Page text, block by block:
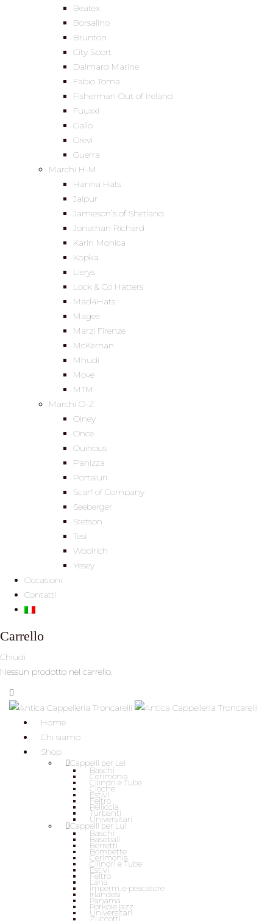
Beatex
Borsalino
Brunton
City Sport
Dalmard Marine
Fabio Toma
Fisherman Out of Ireland
Fuuxxi
Gallo
Grevi
Guerra
Marchi H-M
Hanna Hats
Jaipur
Jamieson’s of Shetland
Jonathan Richard
Karin Monica
Kopka
Lierys
Lock & Co Hatters
Mad4Hats
Magee
Marzi Firenze
McKernan
Mhudi
Move
MTM
Marchi O-Z
Olney
Once
Ouinous
Panizza
Portaluri
Scarf of Company
Seeberger
Stetson
Tesi
Woolrich
Yesey
Occasioni
Contatti
Carrello
Chiudi
Nessun prodotto nel carrello.
Home
Chi siamo
Shop
Cappelli per Lei
Baschi
Cerimonia
Cilindri e Tube
Cloche
Estivi
Feltro
Pelliccia
Turbanti
Universitari
Cappelli per Lui
Baschi
Baseball
Berretti
Bombette
Cerimonia
Cilindri e Tube
Estivi
Feltro
Lana
Imperm. e pescatore
Irlandesi
Panama
Porkpie jazz
Universitari
Zuccotti